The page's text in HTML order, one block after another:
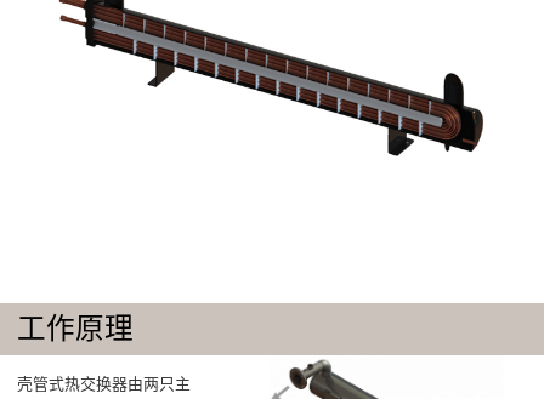
工作原理
壳管式热交换器由两只主